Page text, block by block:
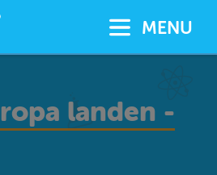
MENU
landen -